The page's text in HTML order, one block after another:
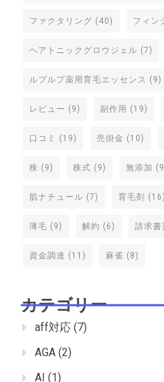
ファクタリング (40) フィン
ヘアトニックグロウジェル (7)
ルプルプ薬用育毛エッセンス (9)
レビュー (9) 副作用 (19)
口コミ (19) 売掛金 (10)
株 (9) 株式 (9) 無添加
肌ナチュール (7) 育毛剤 (16)
薄毛 (9) 解約 (6) 請求書
資金調達 (11) 麻雀 (8)
カテゴリー
aff対応 (7)
AGA (2)
AI (1)